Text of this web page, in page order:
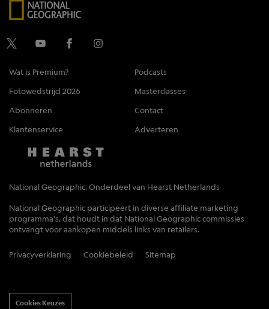
Wat is Premium?
Podcasts
Fotowedstrijd 2026
Masterclasses
Abonneren
Contact
Klantenservice
Adverteren
National Geographic, Onderdeel van Hearst Netherlands
National Geographic participeert in diverse affiliate marketing
programma's, dat houdt in dat National Geographic commissies
ontvangt voor aankopen middels links van retailers.
Privacyverklaring Cookiebeleid Sitemap
Cookies Keuzes